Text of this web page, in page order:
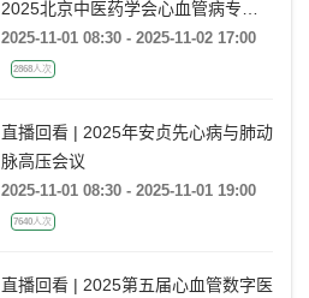
2025北京中医药学会心血管病专业
委员会年会暨世界中联介入心脏病专
业委员会年会
2025-11-01 08:30 - 2025-11-02 17:00
2868人次
直播回看 | 2025年安贞先心病与肺动
脉高压会议
2025-11-01 08:30 - 2025-11-01 19:00
7640人次
直播回看 | 2025第五届心血管数字医